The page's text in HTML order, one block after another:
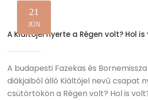
21
JÚN
A Kiáltójel nyerte a Régen volt? Hol
A budapesti Fazekas és
diákjaiból álló Kiáltójel nevű csapat
csütörtökön a Régen volt? Hol is